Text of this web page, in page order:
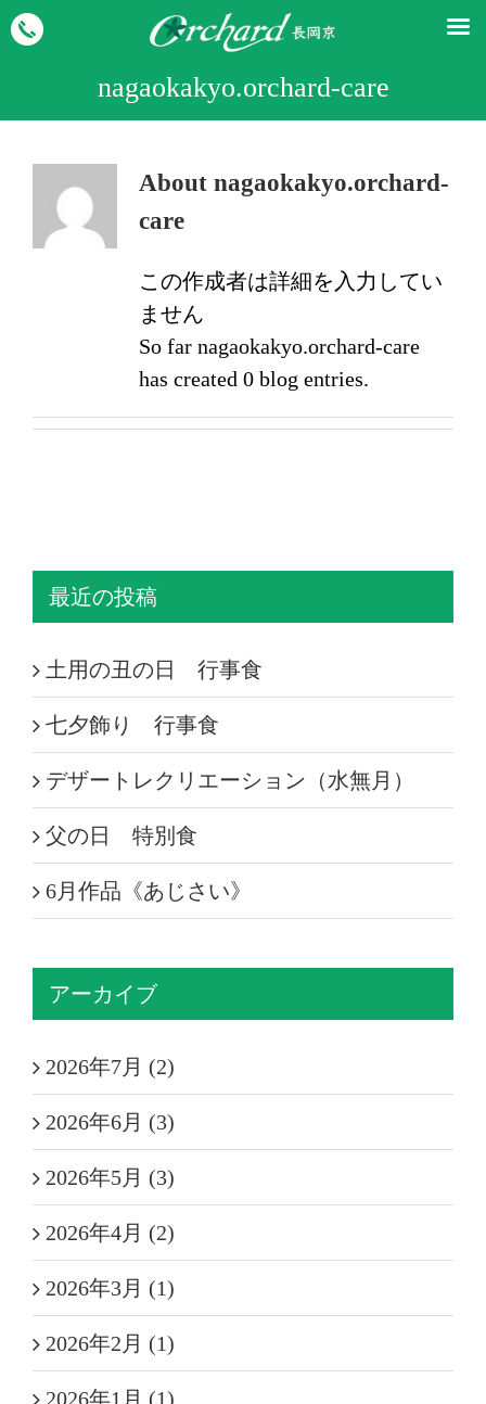
nagaokakyo.orchard-care
About nagaokakyo.orchard-
care
この作成者は詳細を入力してい
ません
So far nagaokakyo.orchard-care
has created 0 blog entries.
最近の投稿
土用の丑の日 行事食
七夕飾り 行事食
デザートレクリエーション（水無月）
父の日 特別食
6月作品《あじさい》
アーカイブ
2026年7月 (2)
2026年6月 (3)
2026年5月 (3)
2026年4月 (2)
2026年3月 (1)
2026年2月 (1)
2026年1月 (1)